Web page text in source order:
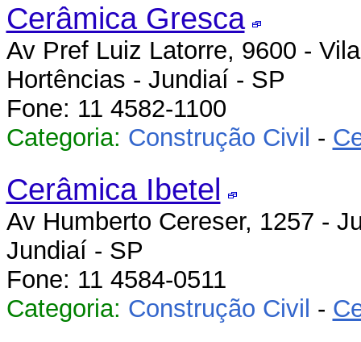
Cerâmica Gresca
Av Pref Luiz Latorre, 9600 -
Hortências - Jundiaí - SP
Fone: 11 4582-1100
Categoria: Construção Civil -
Cerâmica Ibetel
Av Humberto Cereser, 1257 -
Jundiaí - SP
Fone: 11 4584-0511
Categoria: Construção Civil -